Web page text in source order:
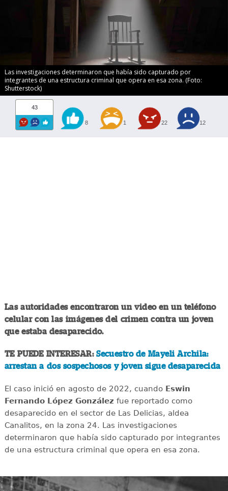
Las investigaciones determinaron que había sido capturado por
integrantes de una estructura criminal que opera en esa zona. (Foto:
Shutterstock)
43
8 1 22 12
Las autoridades encontraron un video en un teléfono
celular con las imágenes del crimen contra un joven
que estaba desaparecido.
TE PUEDE INTERESAR:Secuestro de Mayeli Archila:
arrestan a dos sospechosos y joven sigue desaparecida
El caso inició en agosto de 2022, cuando Eswin
Fernando López González fue reportado como
desaparecido en el sector de Las Delicias, aldea
Canalitos, en la zona 24. Las investigaciones
determinaron que había sido capturado por integrantes
de una estructura criminal que opera en esa zona.